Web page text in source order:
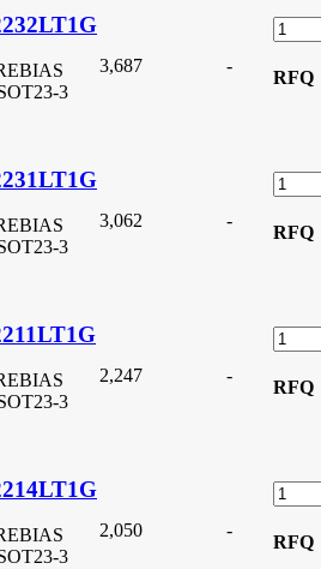
3
3,687 -
RFQ
3
3,062 -
RFQ
3
2,247 -
RFQ
3
2,050 -
RFQ